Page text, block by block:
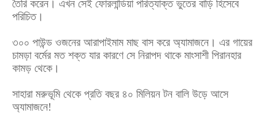
তৈরি করেন। এখন সেই ফোরলান্ডিয়া পরিত্যাক্ত ভুতের বাড়ি হিসেবে
পরিচিত।
৩০০ পাউন্ড ওজনের আরাপাইমাম মাছ বাস করে অ্যামাজনে। এর গায়ের
চামড়া বর্মের মত শক্ত যার কারণে সে নিরাপদ থাকে মাংসাশী পিরানহার
কামড় থেকে।
সাহারা মরুভূমি থেকে প্রতি বছর ৪০ মিলিয়ন টন বালি উড়ে আসে
অ্যামাজনে!